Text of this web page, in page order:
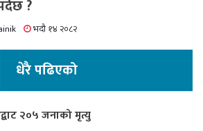
?
भदौ १४ २०८२
धेरै पढिएको
२०५ जनाको मृत्यु